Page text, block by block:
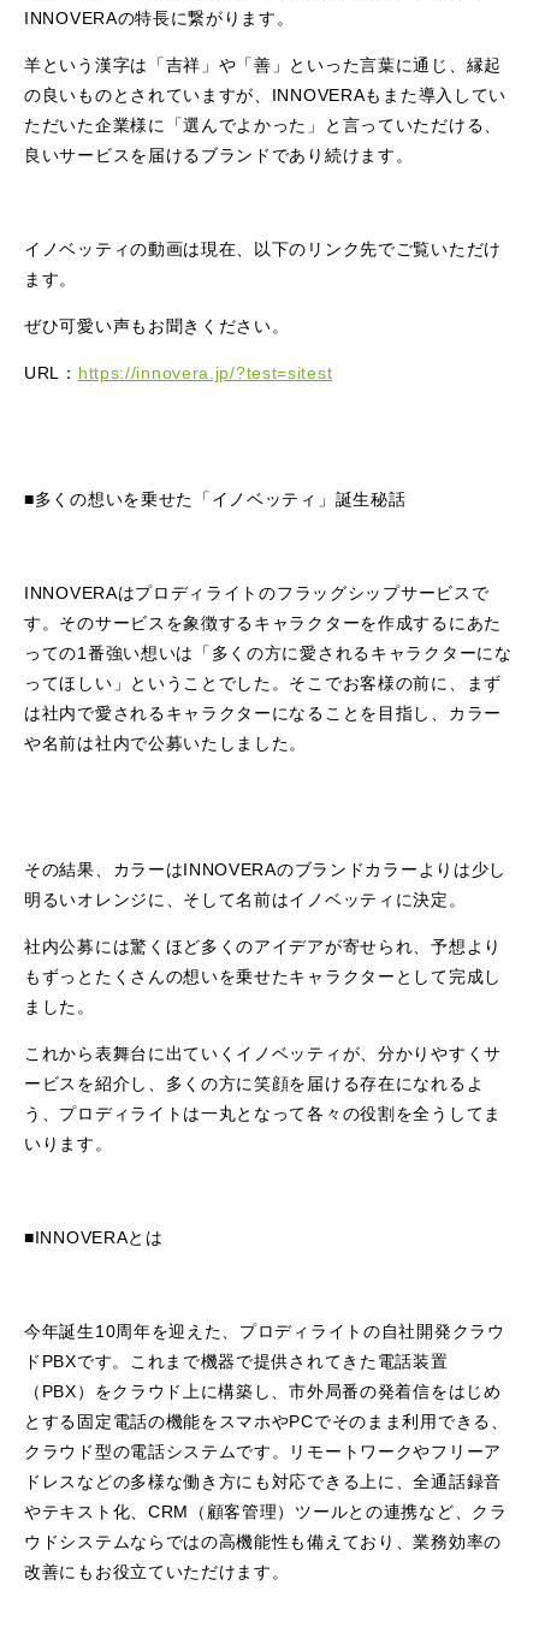
INNOVERAの特長に繋がります。
羊という漢字は「吉祥」や「善」といった言葉に通じ、縁起
の良いものとされていますが、INNOVERAもまた導入してい
ただいた企業様に「選んでよかった」と言っていただける、
良いサービスを届けるブランドであり続けます。
イノベッティの動画は現在、以下のリンク先でご覧いただけ
ます。
ぜひ可愛い声もお聞きください。
URL： https://innovera.jp/?test=sitest
■多くの想いを乗せた「イノベッティ」誕生秘話
INNOVERAはプロディライトのフラッグシップサービスで
す。そのサービスを象徴するキャラクターを作成するにあた
っての1番強い想いは「多くの方に愛されるキャラクターにな
ってほしい」ということでした。そこでお客様の前に、まず
は社内で愛されるキャラクターになることを目指し、カラー
や名前は社内で公募いたしました。
その結果、カラーはINNOVERAのブランドカラーよりは少し
明るいオレンジに、そして名前はイノベッティに決定。
社内公募には驚くほど多くのアイデアが寄せられ、予想より
もずっとたくさんの想いを乗せたキャラクターとして完成し
ました。
これから表舞台に出ていくイノベッティが、分かりやすくサ
ービスを紹介し、多くの方に笑顔を届ける存在になれるよ
う、プロディライトは一丸となって各々の役割を全うしてま
いります。
■INNOVERAとは
今年誕生10周年を迎えた、プロディライトの自社開発クラウ
ドPBXです。これまで機器で提供されてきた電話装置
（PBX）をクラウド上に構築し、市外局番の発着信をはじめ
とする固定電話の機能をスマホやPCでそのまま利用できる、
クラウド型の電話システムです。リモートワークやフリーア
ドレスなどの多様な働き方にも対応できる上に、全通話録音
やテキスト化、CRM（顧客管理）ツールとの連携など、クラ
ウドシステムならではの高機能性も備えており、業務効率の
改善にもお役立ていただけます。